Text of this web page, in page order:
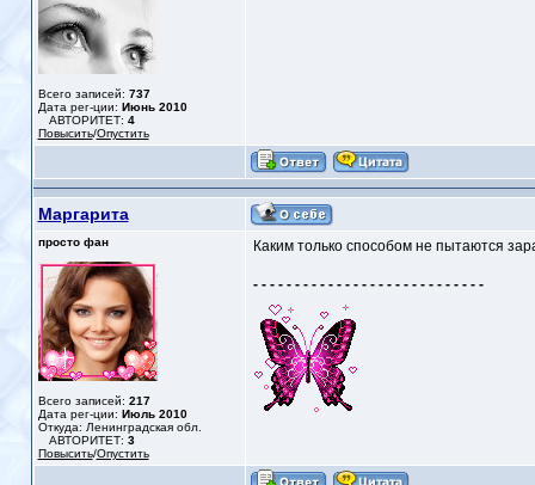
Всего записей: 737
Дата рег-ции: Июнь 2010
АВТОРИТЕТ: 4
Повысить/Опустить
Маргарита
просто фан
Всего записей: 217
Дата рег-ции: Июль 2010
Откуда: Ленинградская обл.
АВТОРИТЕТ: 3
Повысить/Опустить
Каким только способом не пытаются
- - - - - - - - - - - - - - - - - - - - - - - - - - - -